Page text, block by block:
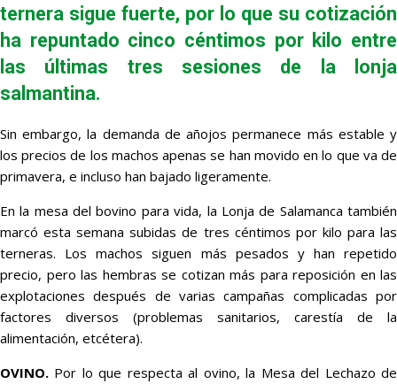
ternera sigue fuerte, por lo que su cotización
ha repuntado cinco céntimos por kilo entre
las últimas tres sesiones de la lonja
salmantina.
Sin embargo, la demanda de añojos permanece más estable y
los precios de los machos apenas se han movido en lo que va de
primavera, e incluso han bajado ligeramente.
En la mesa del bovino para vida, la Lonja de Salamanca también
marcó esta semana subidas de tres céntimos por kilo para las
terneras. Los machos siguen más pesados y han repetido
precio, pero las hembras se cotizan más para reposición en las
explotaciones después de varias campañas complicadas por
factores diversos (problemas sanitarios, carestía de la
alimentación, etcétera).
OVINO. Por lo que respecta al ovino, la Mesa del Lechazo de